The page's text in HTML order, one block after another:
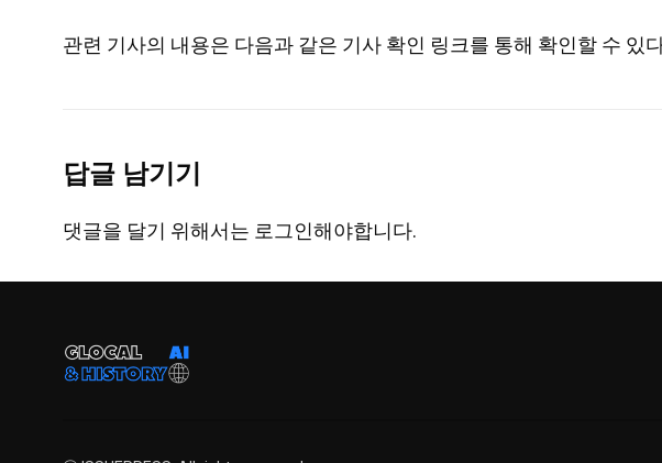
관련 기사의 내용은 다음과 같은 기사 확인 링크를 통해 확인할 수 있
답글 남기기
댓글을 달기 위해서는 로그인해야합니다.